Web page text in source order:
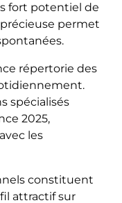
fort potentiel de
permet
répertorie des
spécialisés
2025,
les
constituent
attractif sur